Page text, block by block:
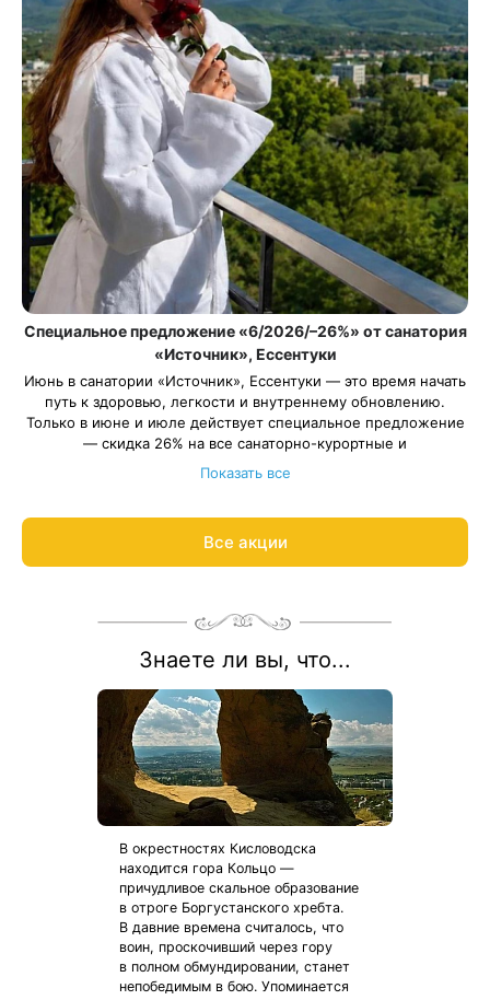
Специальное предложение «6/2026/–26%» от санатория
«Источник», Ессентуки
Июнь в санатории «Источник», Ессентуки — это время начать
путь к здоровью, легкости и внутреннему обновлению.
Только в июне и июле действует специальное предложение
— скидка 26% на все санаторно-курортные и
оздоровительные программы (кроме программы «Отдых –
Лайт»).
стоимость путевки для взрослого. Ребенок отдыхает
бесплатно!
Рассчитаем цену со скидкой и забронируем отдых по
Показать все
Все акции
Знаете ли вы, что...
В окрестностях Кисловодска
находится гора Кольцо —
причудливое скальное образование
в отроге Боргустанского хребта.
В давние времена считалось, что
воин, проскочивший через гору
в полном обмундировании, станет
непобедимым в бою. Упоминается